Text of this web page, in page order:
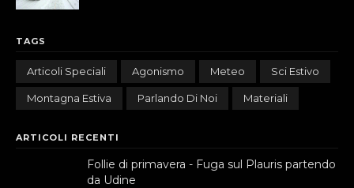
TAGS
Articoli Speciali Agonismo Meteo Sci Estivo
Montagna Estiva Parlando Di Noi Materiali
ARTICOLI RECENTI
Follie di primavera - Fuga sul Plauris partendo
da Udine